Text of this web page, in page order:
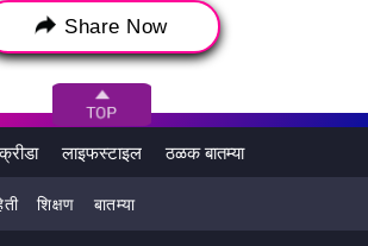
IMD Mumbai Prediction
Monsoon Forecast
Mumbai Rains Forecast
2020 मुंबई मुंबई पाऊस
Share Now
क्रीडा लाइफस्टाइल ठळक बातम्या
शिक्षण बातम्या